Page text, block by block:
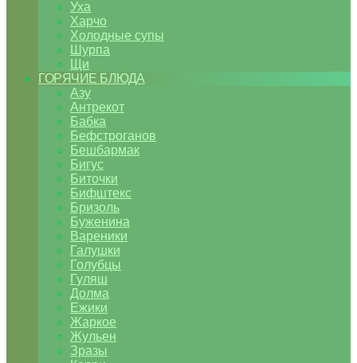
Уха
Харчо
Холодные супы
Шурпа
Щи
ГОРЯЧИЕ БЛЮДА
Азу
Антрекот
Бабка
Бефстроганов
Бешбармак
Бигус
Биточки
Бифштекс
Бризоль
Буженина
Вареники
Галушки
Голубцы
Гуляш
Долма
Ежики
Жаркое
Жульен
Зразы